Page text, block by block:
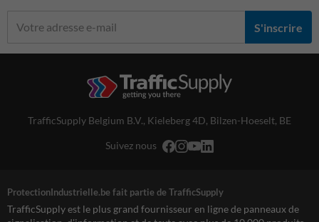
S'inscrire
TrafficSupply Belgium B.V., Kieleberg 4D, Bilzen-Hoeselt, BE
Suivez nous
ProtectionIndustrielle.be fait partie de TrafficSupply
TrafficSupply est le plus grand fournisseur en ligne de panneaux de